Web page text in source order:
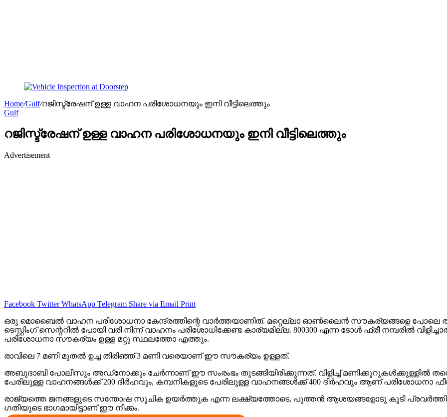
Home/Gulf/റജിസ്ട്രേഷന് ഉള്ള വാഹന പരിശോധനയും ഇനി വീട്ടിലെത്തും
Gulf
റജിസ്ട്രേഷന് ഉള്ള വാഹന പരിശോധനയും ഇനി വീട്ടിലെത്തും
Advertisement
Facebook Twitter WhatsApp Telegram Share via Email Print
ഒരു മൊബൈൽ വാഹന പരിശോധനാ കേന്ദ്രത്തിന്റെ വാർത്തയാണിത്. മറ്റെല്ലാ ഓൺലൈൻ സൗകര്യങ്ങളെ പോലെ
ടെസ്റ്റിംഗ് സെന്ററിൽ പോയി വരി നിന്ന് വാഹനം പരിശോധിക്കേണ്ട കാര്യമില്ല. 800300 എന്ന ടോൾ ഫ്രീ നമ്പരിൽ
പരിശോധനാ സൗകര്യം ഉള്ള മറ്റു സ്ഥലത്തോ എത്തും.
രാവിലെ 7 മണി മുതൽ ഉച്ച തിരിഞ്ഞ് 3 മണി വരെയാണ് ഈ സൗകര്യം ഉള്ളത്.
അബുദാബി പോലീസും അഡ്നോക്കും ചേർന്നാണ് ഈ സംരംഭം തുടങ്ങിയിരിക്കുന്നത്. വിളിച്ച് മണിക്കൂറുകൾക്കുള്ളിൽ
പേരിലുള്ള വാഹനങ്ങൾക്ക് 200 ദിർഹവും, കമ്പനികളുടെ പേരിലുള്ള വാഹനങ്ങൾക്ക് 400 ദിർഹവും ആണ് പരിശോധനാ
രാജ്യത്തെ ജനങ്ങളുടെ സന്തോഷ സൂചിക ഉയർത്തുക എന്ന ലക്ഷ്യത്തോടെ, പുത്തൻ ആശയങ്ങളോടു കൂടി
ഗതിയുടെ ഭാഗമായിട്ടാണ് ഈ നീക്കം.